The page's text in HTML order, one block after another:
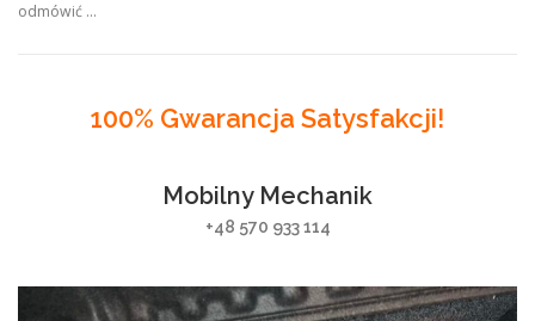
odmówić …
100% Gwarancja Satysfakcji!
Mobilny Mechanik
+48 570 933 114